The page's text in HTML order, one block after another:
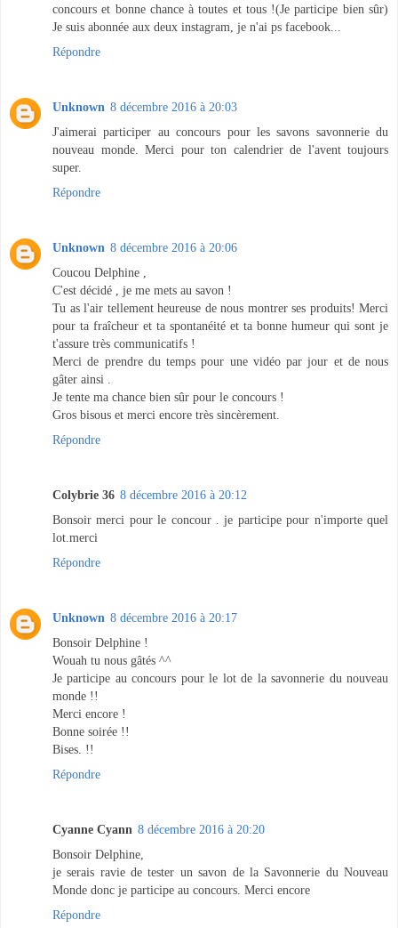
concours et bonne chance à toutes et tous !(Je participe bien sûr)
Je suis abonnée aux deux instagram, je n'ai ps facebook...
Répondre
Unknown 8 décembre 2016 à 20:03
J'aimerai participer au concours pour les savons savonnerie du
nouveau monde. Merci pour ton calendrier de l'avent toujours
super.
Répondre
Unknown 8 décembre 2016 à 20:06
Coucou Delphine ,
C'est décidé , je me mets au savon !
Tu as l'air tellement heureuse de nous montrer ses produits! Merci
pour ta fraîcheur et ta spontanéité et ta bonne humeur qui sont je
t'assure très communicatifs !
Merci de prendre du temps pour une vidéo par jour et de nous
gâter ainsi .
Je tente ma chance bien sûr pour le concours !
Gros bisous et merci encore très sincèrement.
Répondre
Colybrie 36 8 décembre 2016 à 20:12
Bonsoir merci pour le concour . je participe pour n'importe quel
lot.merci
Répondre
Unknown 8 décembre 2016 à 20:17
Bonsoir Delphine !
Wouah tu nous gâtés ^^
Je participe au concours pour le lot de la savonnerie du nouveau
monde !!
Merci encore !
Bonne soirée !!
Bises. !!
Répondre
Cyanne Cyann 8 décembre 2016 à 20:20
Bonsoir Delphine,
je serais ravie de tester un savon de la Savonnerie du Nouveau
Monde donc je participe au concours. Merci encore
Répondre